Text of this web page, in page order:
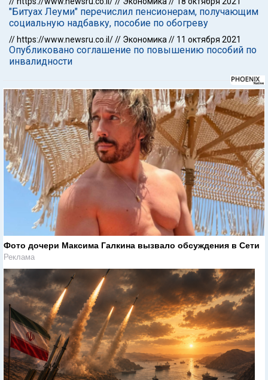
"Битуах Леуми" перечислил пенсионерам, получающим
социальную надбавку, пособие по обогреву
// https://www.newsru.co.il/// Экономика // 11 октября 2021
Опубликовано соглашение по повышению пособий по
инвалидности
Фото дочери Максима Галкина вызвало обсуждения в Сети
Реклама